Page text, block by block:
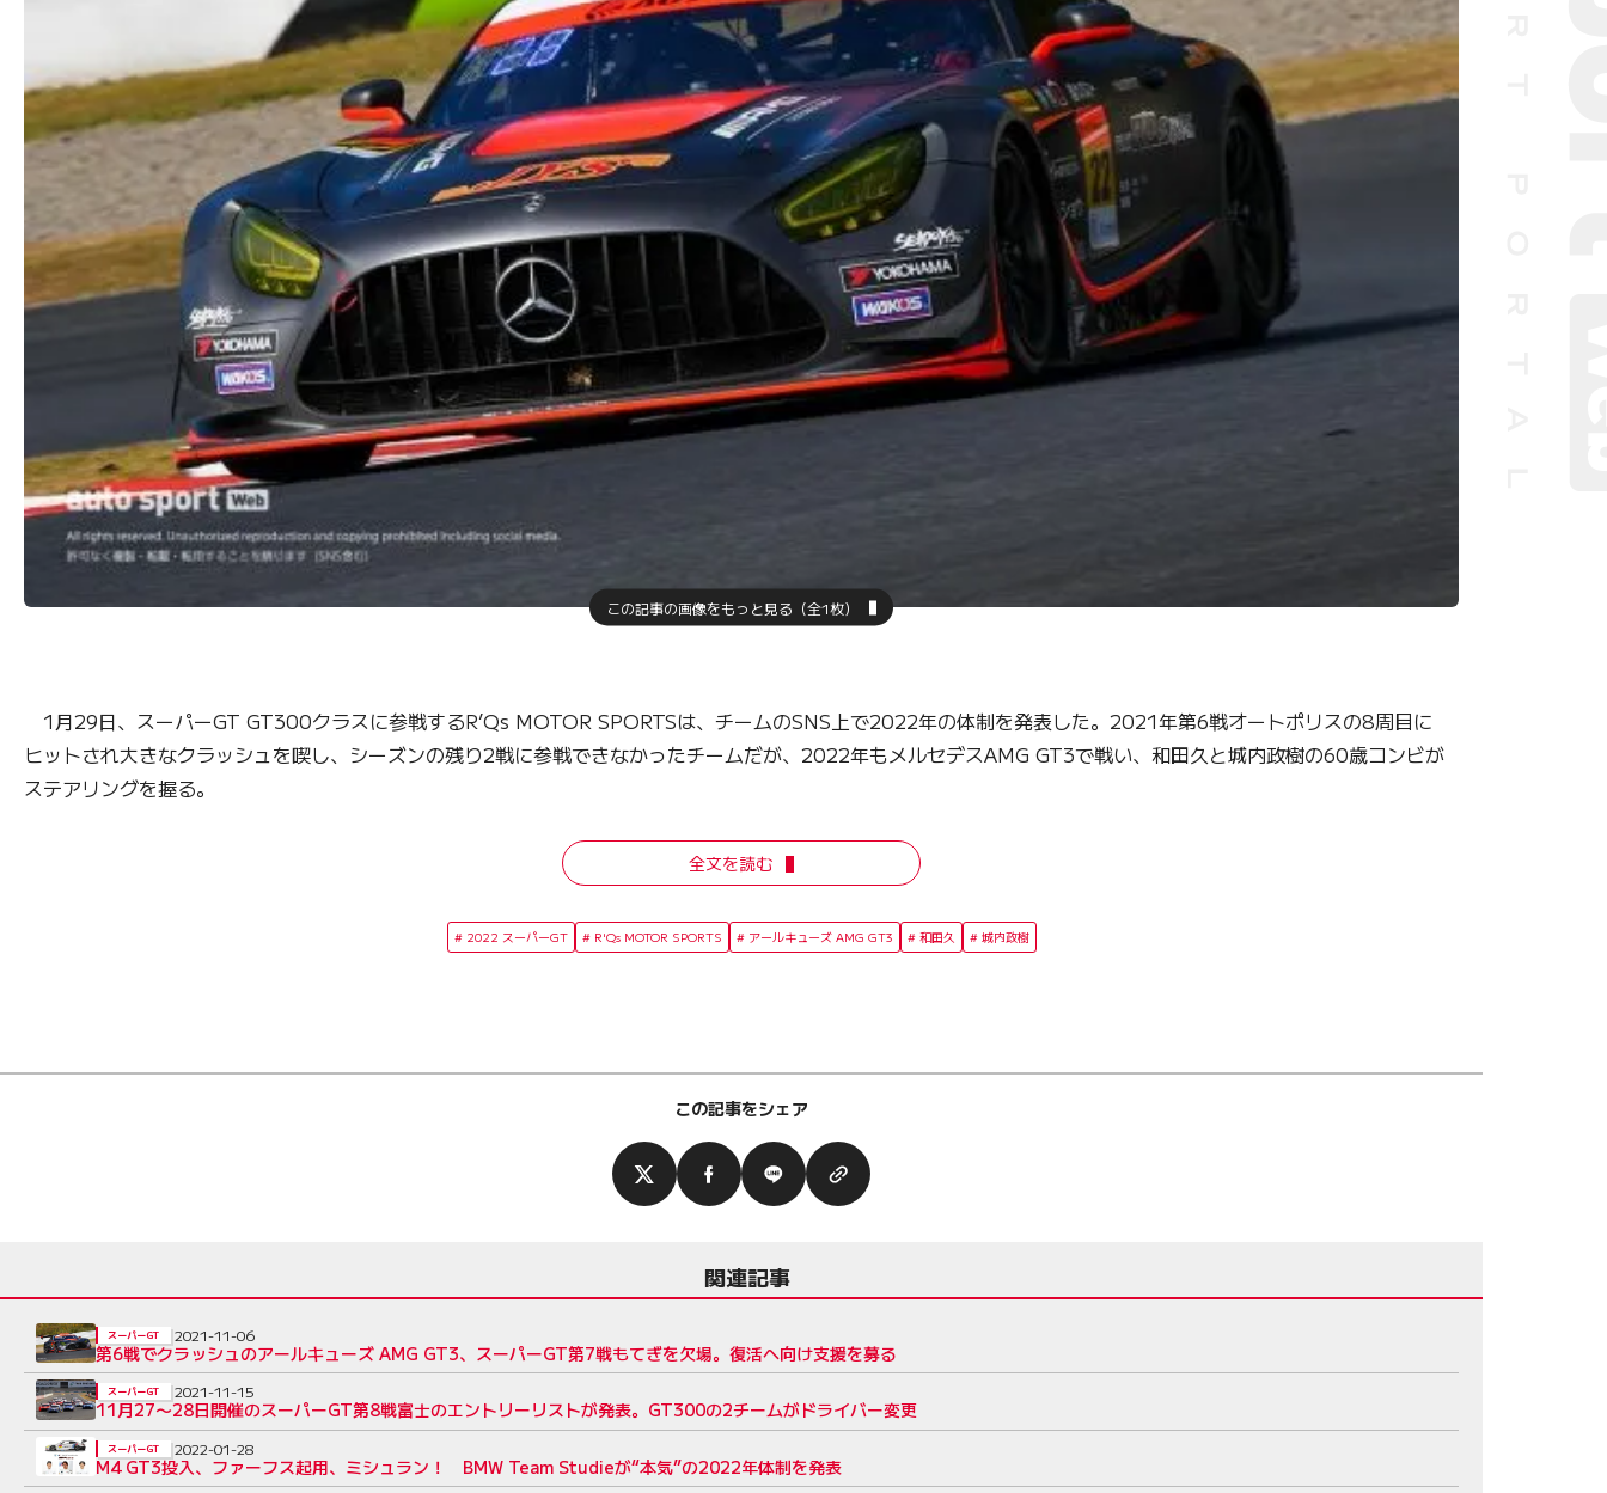
この記事の画像をもっと見る（全1枚）
1月29日、スーパーGT GT300クラスに参戦するR’Qs MOTOR SPORTSは、チームのSNS上で2022年の体制を発表した。2021年第6戦オートポリスの8周目に
ヒットされ大きなクラッシュを喫し、シーズンの残り2戦に参戦できなかったチームだが、2022年もメルセデスAMG GT3で戦い、和田久と城内政樹の60歳コンビが
ステアリングを握る。
全文を読む
2022 スーパーGT R'Qs MOTOR SPORTS アールキューズ AMG GT3 和田久 城内政樹
この記事をシェア
関連記事
第6戦でクラッシュのアールキューズ AMG GT3、スーパーGT第7戦もてぎを欠場。復活へ向け支援を募る
スーパーGT 2021-11-06
11月27〜28日開催のスーパーGT第8戦富士のエントリーリストが発表。GT300の2チームがドライバー変更
スーパーGT 2021-11-15
M4 GT3投入、ファーフス起用、ミシュラン！ BMW Team Studieが“本気”の2022年体制を発表
スーパーGT 2022-01-28